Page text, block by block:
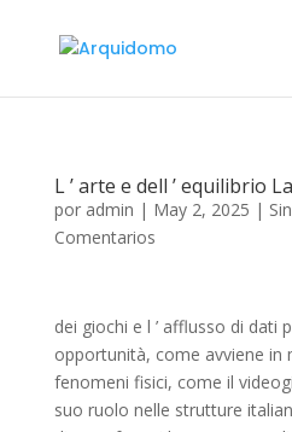
L ’ arte e dell ’ equilibrio
por admin | May 2, 2025 |
Comentarios
dei giochi e l ’ afflusso di dati
opportunità, come avviene in
fenomeni fisici, come il
suo ruolo nelle strutture